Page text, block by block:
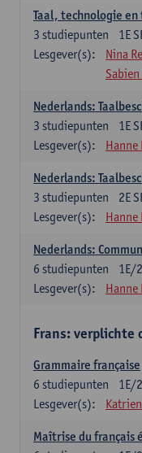
Taal, technologie
1E
3 studiepunten
Lesgever(s):
Nina
Nederlands:
1E
3 studiepunten
Lesgever(s):
Hanne
Nederlands:
2E
3 studiepunten
Lesgever(s):
Hanne
Nederlands:
1E/
6 studiepunten
Lesgever(s):
Hanne
Frans: verplichte
Grammaire française
1E/
6 studiepunten
Lesgever(s):
Maîtrise du français